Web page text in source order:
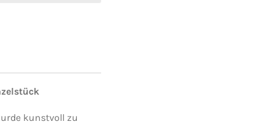
kunstvoll zu